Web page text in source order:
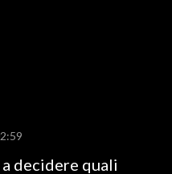
decidere quali